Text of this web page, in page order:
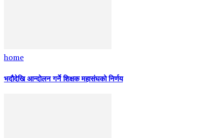
home
भदौदेखि आन्दोलन गर्ने शिक्षक महासंघको निर्णय